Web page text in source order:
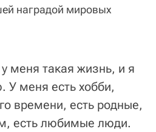
наградой мировых
меня такая жизнь, и я
У меня есть хобби,
времени, есть родные,
есть любимые люди.